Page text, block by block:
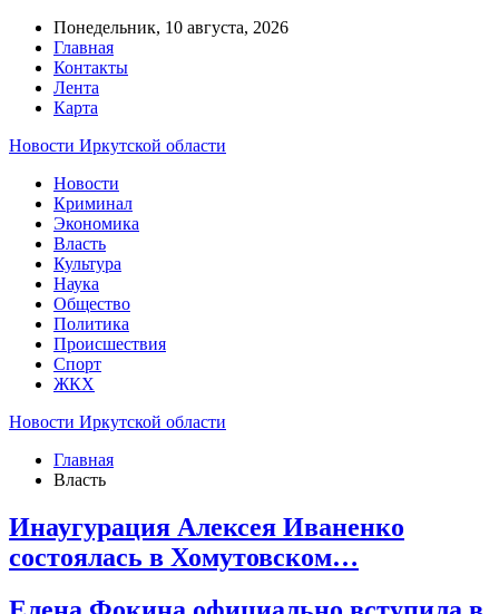
Понедельник, 10 августа, 2026
Главная
Контакты
Лента
Карта
Новости Иркутской области
Новости
Криминал
Экономика
Власть
Культура
Наука
Общество
Политика
Происшествия
Спорт
ЖКХ
Новости Иркутской области
Главная
Власть
Инаугурация Алексея Иваненко
состоялась в Хомутовском…